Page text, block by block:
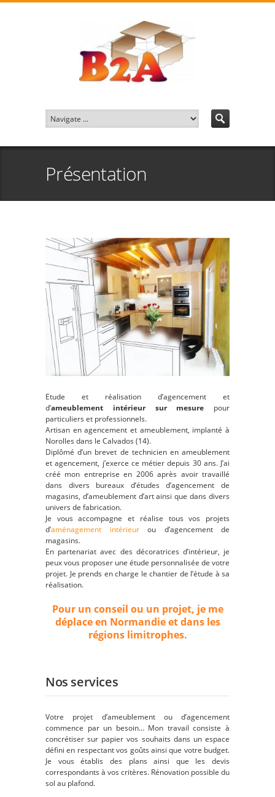
Présentation
Etude et réalisation d’agencement et
d’ameublement intérieur sur mesure pour
particuliers et professionnels.
Artisan en agencement et ameublement, implanté à
Norolles dans le Calvados (14).
Diplômé d’un brevet de technicien en ameublement
et agencement, j’exerce ce métier depuis 30 ans. J’ai
créé mon entreprise en 2006 après avoir travaillé
dans divers bureaux d’études d’agencement de
magasins, d’ameublement d’art ainsi que dans divers
univers de fabrication.
Je vous accompagne et réalise tous vos projets
d’aménagement intérieurou d’agencement de
magasins.
En partenariat avec des décoratrices d’intérieur, je
peux vous proposer une étude personnalisée de votre
projet. Je prends en charge le chantier de l’étude à sa
réalisation.
Pour un conseil ou un projet, je me
déplace en Normandie et dans les
régions limitrophes.
Nos services
Votre projet d’ameublement ou d’agencement
commence par un besoin… Mon travail consiste à
concrétiser sur papier vos souhaits dans un espace
défini en respectant vos goûts ainsi que votre budget.
Je vous établis des plans ainsi que les devis
correspondants à vos critères. Rénovation possible du
sol au plafond.